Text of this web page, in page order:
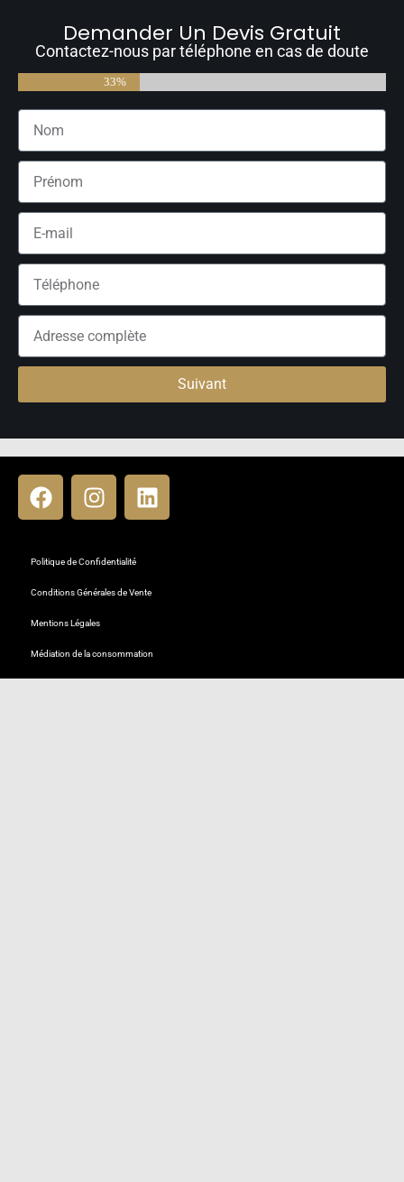
Demander Un Devis Gratuit
Contactez-nous par téléphone en cas de doute
33%
Suivant
Politique de Confidentialité
Conditions Générales de Vente
Mentions Légales
Médiation de la consommation